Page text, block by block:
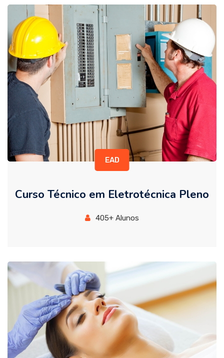
EAD
Curso Técnico em Eletrotécnica Pleno
405+ Alunos